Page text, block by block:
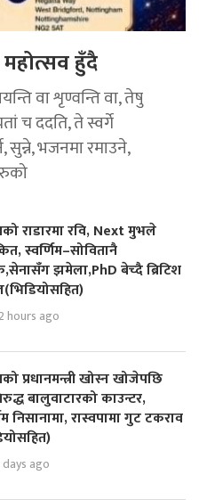
हुँदै
वा शृण्वन्ति वा, तेषु
च ददति, ते स्वर्गे
सुन्ने, भजनमा रमाउने,
राडारमा रवि, Next मुभले
स्वर्णिम–सोवितानै
झमेला,PhD बेच्दै ब्रिटिश
hours ago
प्रधानमन्त्री खोस्न खोजेपछि
बालुवाटारको काउन्टर,
निसानामा, रास्वपामा गुट टकराव
days ago